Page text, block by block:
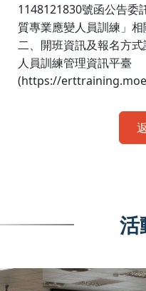
1148121830號函公告委
質專業應變人員訓練」相
二、開班資訊及報名方
人員訓練管理資訊平臺
(https://
活